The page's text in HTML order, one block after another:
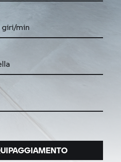
giri/min